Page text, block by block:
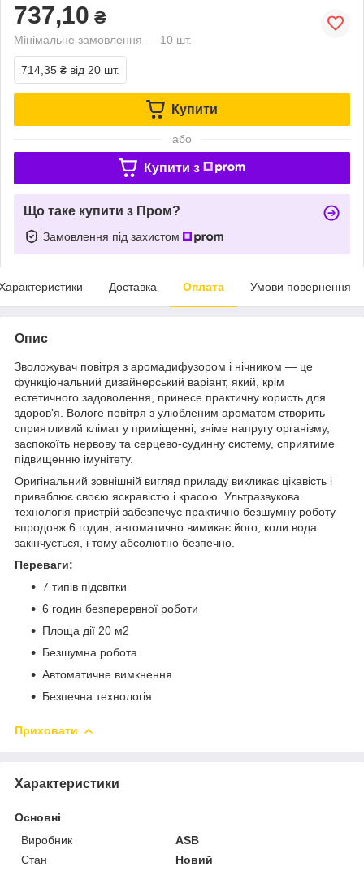
737,10 ₴
Мінімальне замовлення — 10 шт.
714,35 ₴ від 20 шт.
Купити
або
Купити з
Що таке купити з Пром?
Замовлення під захистом
Доставка Оплата Умови повернення
Опис
Зволожувач повітря з аромадифузором і нічником — це
функціональний дизайнерський варіант, який, крім
естетичного задоволення, принесе практичну користь для
здоров'я. Вологе повітря з улюбленим ароматом створить
сприятливий клімат у приміщенні, зніме напругу організму,
заспокоїть нервову та серцево-судинну систему, сприятиме
підвищенню імунітету.
Оригінальний зовнішній вигляд приладу викликає цікавість і
приваблює своєю яскравістю і красою. Ультразвукова
технологія пристрій забезпечує практично безшумну роботу
впродовж 6 годин, автоматично вимикає його, коли вода
закінчується, і тому абсолютно безпечно.
Переваги:
7 типів підсвітки
6 годин безперервної роботи
Площа дії 20 м2
Безшумна робота
Автоматичне вимкнення
Безпечна технологія
Приховати
Характеристики
Основні
Виробник
ASB
Стан
Новий